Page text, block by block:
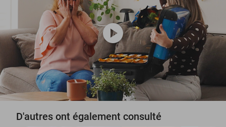
play_circle
D'autres ont également consulté